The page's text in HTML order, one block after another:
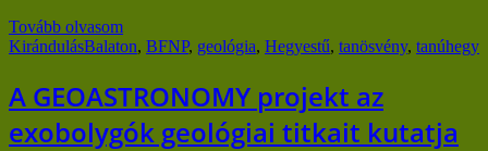
Tovább olvasom
KirándulásBalaton, BFNP, geológia, Hegyestű, tanösvény, tanúhegy
A GEOASTRONOMY projekt az
exobolygók geológiai titkait kutatja